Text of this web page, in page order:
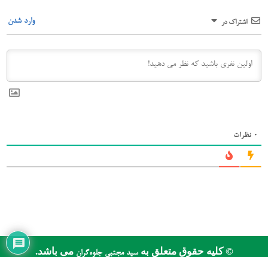
اشتراک در وارد شدن
0 نظرات
© کلیه حقوق متعلق بهسید مجتبی جلوه‌گرانمی باشد.